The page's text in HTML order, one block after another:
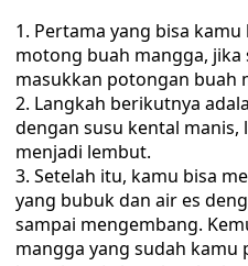
Pertama yang bisa
motong buah mangga, jika
masukkan potongan buah
Langkah berikutnya
dengan susu kental
menjadi lembut.
Setelah itu, kamu bisa
yang bubuk dan air es
sampai mengembang.
mangga yang sudah kamu